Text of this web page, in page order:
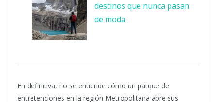
destinos que nunca pasan
de moda
En definitiva, no se entiende cómo un parque de
entretenciones en la región Metropolitana abre sus